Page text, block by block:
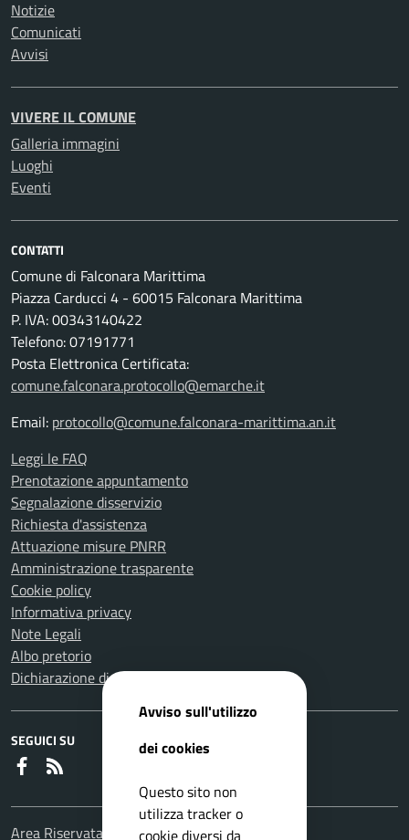
Notizie
Comunicati
Avvisi
VIVERE IL COMUNE
Galleria immagini
Luoghi
Eventi
CONTATTI
Comune di Falconara Marittima
Piazza Carducci 4 - 60015 Falconara Marittima
P. IVA: 00343140422
Telefono: 07191771
Posta Elettronica Certificata:
comune.falconara.protocollo@emarche.it
Email: protocollo@comune.falconara-marittima.an.it
Leggi le FAQ
Prenotazione appuntamento
Segnalazione disservizio
Richiesta d'assistenza
Attuazione misure PNRR
Amministrazione trasparente
Cookie policy
Informativa privacy
Note Legali
Albo pretorio
Dichiarazione di accessibilità
SEGUICI SU
Faceboook
Area Riservata Consiglieri Comunali
Avviso sull'utilizzo
dei cookies
Questo sito non
utilizza tracker o
cookie diversi da